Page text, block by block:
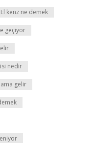
El kenz ne demek
geçiyor
nedir
gelir